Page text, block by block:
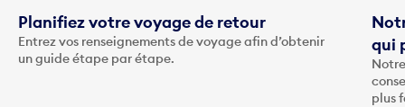
t
o
u
Planifiez votre voyage de retour
Entrez vos renseignements de voyage afin d’obtenir
un guide étape par étape.
qui
plus